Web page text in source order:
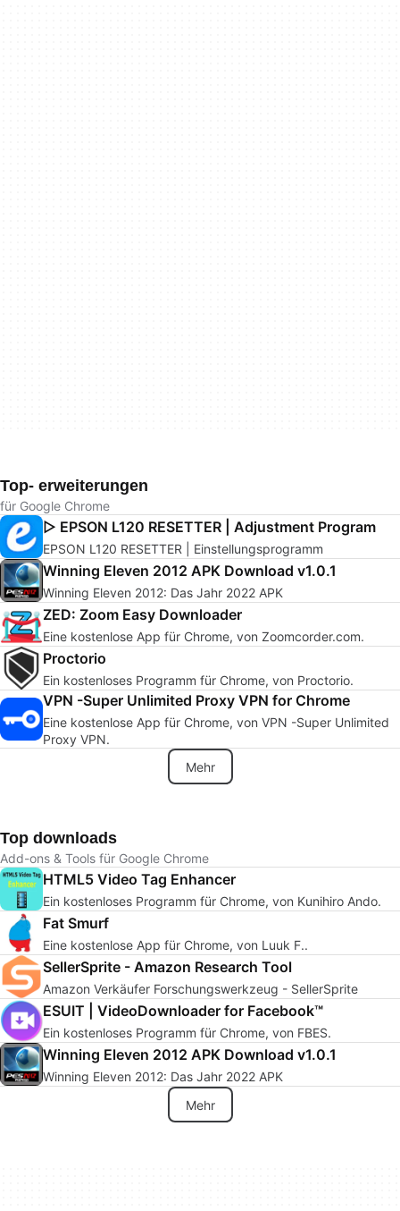
Top- erweiterungen
für Google Chrome
▷ EPSON L120 RESETTER | Adjustment Program
EPSON L120 RESETTER | Einstellungsprogramm
Winning Eleven 2012 APK Download v1.0.1
Winning Eleven 2012: Das Jahr 2022 APK
ZED: Zoom Easy Downloader
Eine kostenlose App für Chrome, von Zoomcorder.com.
Proctorio
Ein kostenloses Programm für Chrome, von Proctorio.
VPN -Super Unlimited Proxy VPN for Chrome
Eine kostenlose App für Chrome, von VPN -Super Unlimited
Proxy VPN.
Mehr
Top downloads
Add-ons & Tools für Google Chrome
HTML5 Video Tag Enhancer
Ein kostenloses Programm für Chrome, von Kunihiro Ando.
Fat Smurf
Eine kostenlose App für Chrome, von Luuk F..
SellerSprite - Amazon Research Tool
Amazon Verkäufer Forschungswerkzeug - SellerSprite
ESUIT | VideoDownloader for Facebook™
Ein kostenloses Programm für Chrome, von FBES.
Winning Eleven 2012 APK Download v1.0.1
Winning Eleven 2012: Das Jahr 2022 APK
Mehr